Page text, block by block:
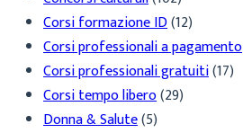
Corsi formazione ID(12)
Corsi professionali a pagamento
Corsi professionali gratuiti(17)
Corsi tempo libero(29)
Donna & Salute(5)